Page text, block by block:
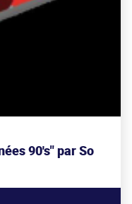
90's" par So